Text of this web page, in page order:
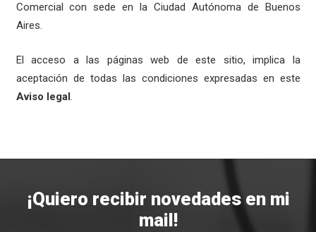
Comercial con sede en la Ciudad Autónoma de Buenos
Aires.
El acceso a las páginas web de este sitio, implica la
aceptación de todas las condiciones expresadas en este
Aviso legal.
¡Quiero recibir novedades en mi
mail!